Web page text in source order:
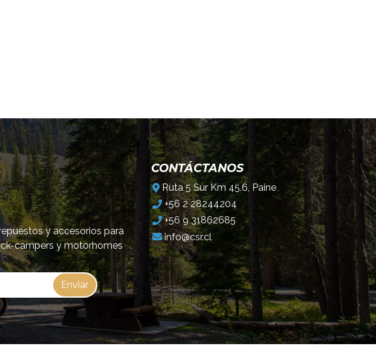
y accesorios para
campers y motorhomes
CONTÁCTANOS
Ruta 5 Sur Km 45.6, Paine
+56 2 28244204
+56 9 31862685
info@csr.cl
Enviar